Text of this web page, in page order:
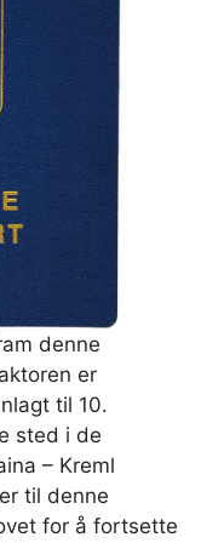
denne
er
til 10.
sted i de
– Kreml
til denne
for å fortsette